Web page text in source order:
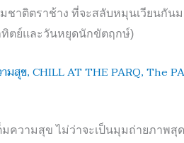
ชาติตราช้าง ที่จะสลับหมุนเวียนกั
ทิตย์และวันหยุดนักขัตฤกษ์)
มความสุข ไม่ว่าจะเป็นมุมถ่ายภา